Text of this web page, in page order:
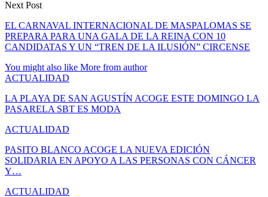
Next Post
EL CARNAVAL INTERNACIONAL DE MASPALOMAS SE
PREPARA PARA UNA GALA DE LA REINA CON 10
CANDIDATAS Y UN “TREN DE LA ILUSIÓN” CIRCENSE
You might also like More from author
ACTUALIDAD
LA PLAYA DE SAN AGUSTÍN ACOGE ESTE DOMINGO LA
PASARELA SBT ES MODA
ACTUALIDAD
PASITO BLANCO ACOGE LA NUEVA EDICIÓN
SOLIDARIA EN APOYO A LAS PERSONAS CON CÁNCER
Y…
ACTUALIDAD